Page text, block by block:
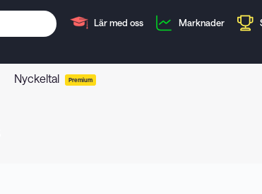
Lär med oss Marknader
Nyckeltal Premium